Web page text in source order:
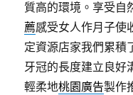
質高的環境。享受自
薦感受女人作月子使
定資源店家我們累積
牙冠的長度建立良好
輕柔地桃園廣告製作